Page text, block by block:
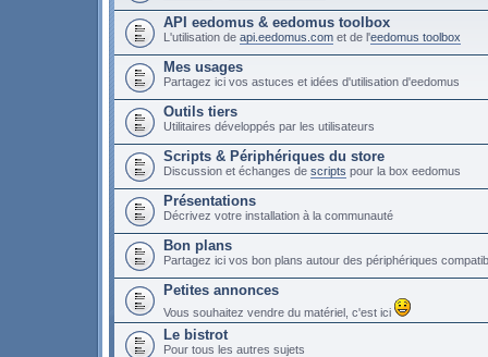
API eedomus & eedomus toolbox
L'utilisation de api.eedomus.com et de l'eedomus toolbox
Mes usages
Partagez ici vos astuces et idées d'utilisation d'eedomus
Outils tiers
Utilitaires développés par les utilisateurs
Scripts & Périphériques du store
Discussion et échanges de scripts pour la box eedomus
Présentations
Décrivez votre installation à la communauté
Bon plans
Partagez ici vos bon plans autour des périphériques
Petites annonces
Vous souhaitez vendre du matériel, c'est ici
Le bistrot
Pour tous les autres sujets